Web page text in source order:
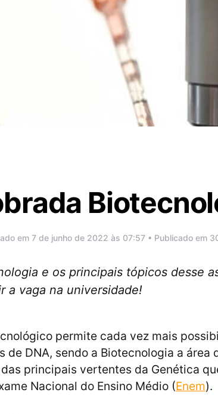
em 7 de junho de 2022 às 07:57 • Publicado em
e os principais tópicos desse
a vaga na universidade!
permite cada vez mais
de DNA, sendo a Biotecnologia a área
principais vertentes da Genética
Nacional do Ensino Médio (Enem).